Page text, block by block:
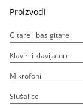
Proizvodi
Gitare i bas gitare
Klaviri i klavijature
Mikrofoni
Slušalice